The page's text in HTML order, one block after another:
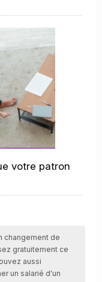
votre patron
changement de
gratuitement ce
aussi
un salarié d'un